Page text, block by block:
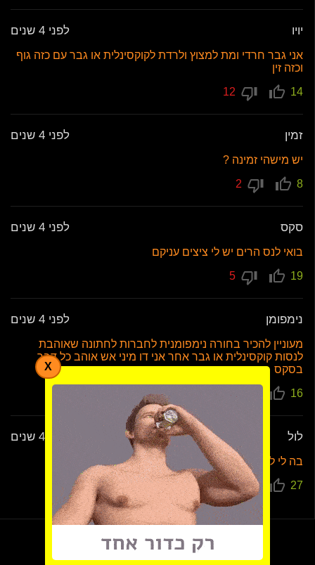
יויו לפני 4 שנים
אני גבר חרדי ומת למצוץ ולרדת לקוקסינלית או גבר עם כזה גוף
וכזה זין
14
זמין לפני 4 שנים
יש מישהי זמינה ?
8
סקס לפני 4 שנים
בואי לנס הרים יש לי ציצים עניקם
19
נימפומן לפני 4 שנים
מעוניין להכיר בחורה נימפומנית לחברות לחתונה שאוהבת
לנסות קוקסינלית או גבר אחר אני דו מיני אש אוהב כל דבר
בסקס
16
לול לפני 4 שנים
בה לי ללקק חור תחת
27
16
X